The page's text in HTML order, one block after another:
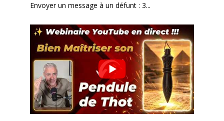
Envoyer un message à un défunt : 3...